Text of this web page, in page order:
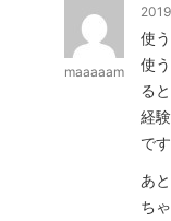
maaaaam
使
使
る
経
です
あ
ち